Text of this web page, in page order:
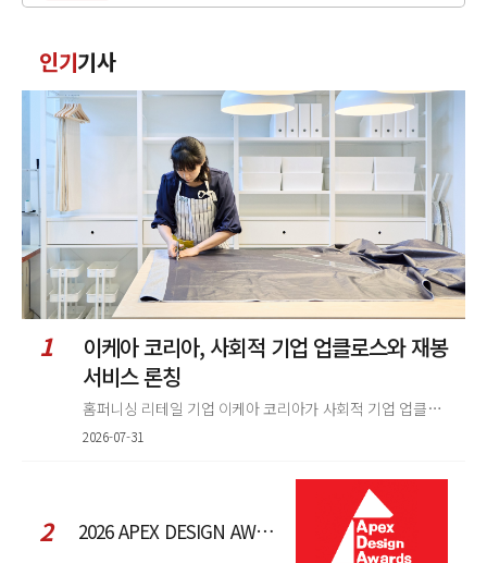
력
글
인기기사
1
이케아 코리아, 사회적 기업 업클로스와 재봉
서비스 론칭
홈퍼니싱 리테일 기업 이케아 코리아가 사회적 기업 업클로스(Upcloth)와 협력해 재봉 서비스를 선보인다. 이번 협업은 이케
2026-07-31
2 2026 APEX DESIGN AWARDS